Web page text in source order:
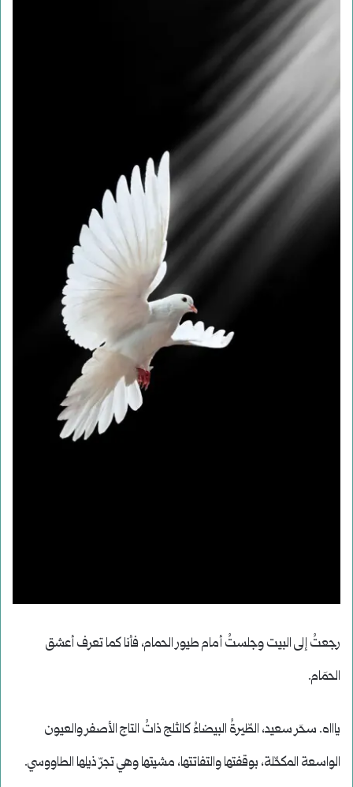
رجعتُ إلى البيت وجلستُ أمام طيور الحمام، فأنا كما تعرف أعشق
الحمَام.
ياااه. سحَر سعيد، الطّيرةُ البيضاءُ كالثلج ذاتُ التاج الأصفر والعيون
الواسعة المكحّلة، بوقفتها والتفاتتها، مشيتها وهي تجرّ ذيلها الطاووسي.